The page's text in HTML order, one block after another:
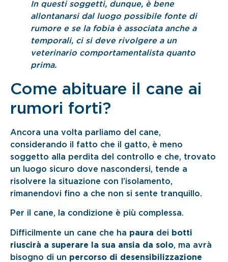
In questi soggetti, dunque, è bene
allontanarsi dal luogo possibile fonte di
rumore e se la fobia è associata anche a
temporali, ci si deve rivolgere a un
veterinario comportamentalista quanto
prima.
Come abituare il cane ai
rumori forti?
Ancora una volta parliamo del cane,
considerando il fatto che il gatto, è meno
soggetto alla perdita del controllo e che, trovato
un luogo sicuro dove nascondersi, tende a
risolvere la situazione con l’isolamento,
rimanendovi fino a che non si sente tranquillo.
Per il cane, la condizione è più complessa.
Difficilmente un cane che ha paura dei botti
riuscirà a superare la sua ansia da solo, ma avrà
bisogno di un percorso di desensibilizzazione